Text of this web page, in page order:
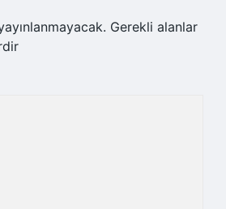
Gerekli alanlar